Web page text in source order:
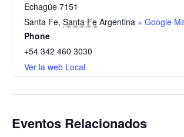
Echagüe 7151
Santa Fe, Santa Fe Argentina + Google
Phone
+54 342 460 3030
Ver la web Local
Eventos Relacionados